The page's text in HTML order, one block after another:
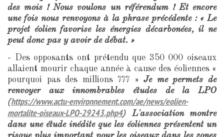
des mois ! Nous voulons un référendum ! Et encore
une fois nous renvoyons à la phrase précédente : « Le
projet éolien favorise les énergies décarbonées, il ne
peut donc pas y avoir de débat. »
- Des opposants ont prétendu que 350 000 oiseaux
allaient mourir chaque année à cause des éoliennes «
pourquoi pas des millions ??? »Je me permets de
renvoyer aux innombrables études de la LPO
(https://www.actu-environnement.com/ae/news/eolien-
mortalite-oiseaux-LPO-29243.php4) L'association montre
dans une étude inédite que les éoliennes présentent un